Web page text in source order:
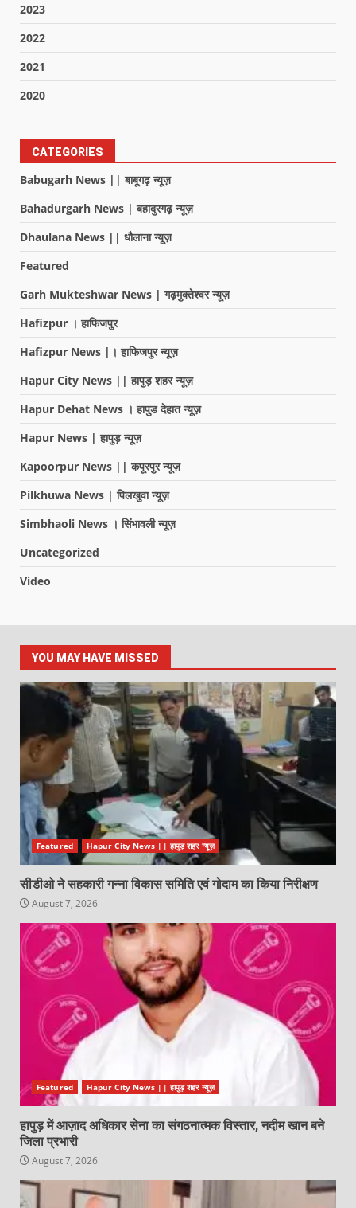
2023
2022
2021
2020
CATEGORIES
Babugarh News || बाबूगढ़ न्यूज़
Bahadurgarh News | बहादुरगढ़ न्यूज़
Dhaulana News || धौलाना न्यूज़
Featured
Garh Mukteshwar News | गढ़मुक्तेश्वर न्यूज़
Hafizpur । हाफिजपुर
Hafizpur News |। हाफिजपुर न्यूज़
Hapur City News || हापुड़ शहर न्यूज़
Hapur Dehat News । हापुड देहात न्यूज़
Hapur News | हापुड़ न्यूज़
Kapoorpur News || कपूरपुर न्यूज़
Pilkhuwa News | पिलखुवा न्यूज़
Simbhaoli News । सिंभावली न्यूज़
Uncategorized
Video
YOU MAY HAVE MISSED
Featured Hapur City News || हापुड़ शहर न्यूज़
सीडीओ ने सहकारी गन्ना विकास समिति एवं गोदाम का किया निरीक्षण
August 7, 2026
Featured Hapur City News || हापुड़ शहर न्यूज़
हापुड़ में आज़ाद अधिकार सेना का संगठनात्मक विस्तार, नदीम खान बने
जिला प्रभारी
August 7, 2026